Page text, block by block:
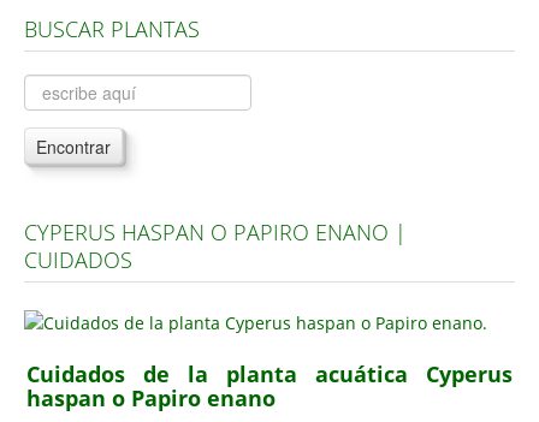
Árboles, Cicas y Palmeras de la G a la Z
Plantas Anuales y Perennes
Plantas Bulbosas y Acuáticas
Plantas de Interior
Plantas Aromáticas y de Huerto
Plantas Carnívoras y Orquídeas
Consejos
Hemisferio Norte
Hemisferio Sur
BUSCAR PLANTAS
Encontrar
CYPERUS HASPAN O PAPIRO ENANO |
CUIDADOS
Cuidados de la planta acuática Cyperus
haspan o Papiro enano